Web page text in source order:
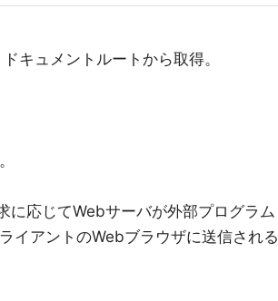
キュメントルートから取得。
に応じてWebサーバが外部プログラム
イアントのWebブラウザに送信される